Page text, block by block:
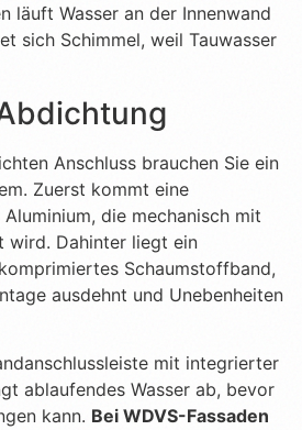
läuft Wasser an der Innenwand
sich Schimmel, weil Tauwasser
Anschluss brauchen Sie ein
Zuerst kommt eine
Aluminium, die mechanisch mit
wird. Dahinter liegt ein
Schaumstoffband,
ausdehnt und Unebenheiten
mit integrierter
ablaufendes Wasser ab, bevor
kann. Bei WDVS-Fassaden